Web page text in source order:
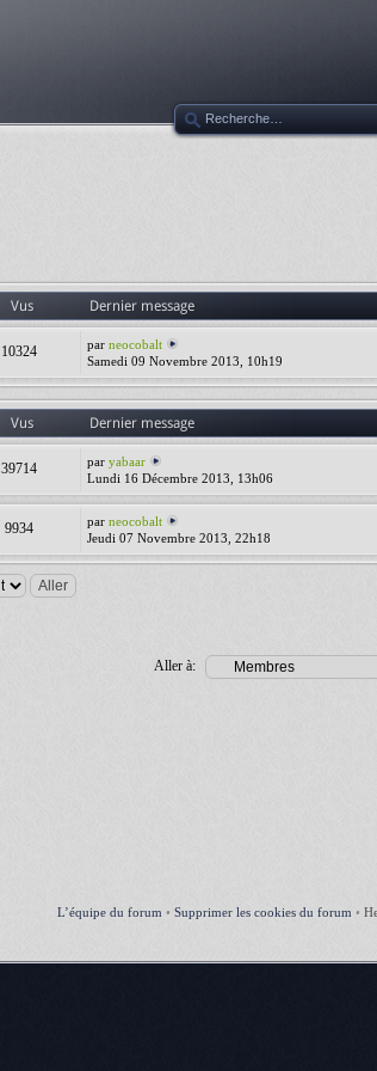
Vus Dernier message
10324 parneocobalt
Samedi 09 Novembre 2013, 10h19
Vus Dernier message
39714 paryabaar
Lundi 16 Décembre 2013, 13h06
9934 parneocobalt
Jeudi 07 Novembre 2013, 22h18
Aller à:
L’équipe du forum • Supprimer les cookies du forum •